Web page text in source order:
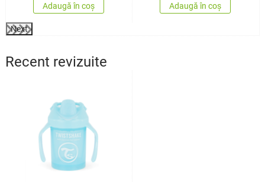
Adaugă în coș Adaugă în coș
Next
Recent revizuite